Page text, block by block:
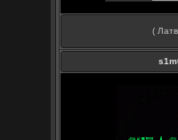
(